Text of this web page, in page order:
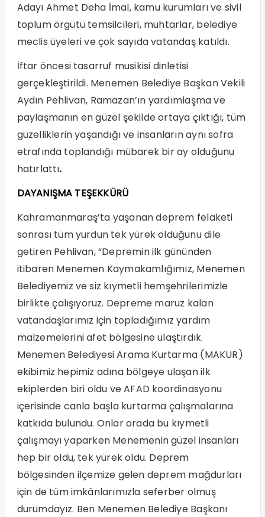
Adayı Ahmet Deha İmal, kamu kurumları ve sivil
toplum örgütü temsilcileri, muhtarlar, belediye
meclis üyeleri ve çok sayıda vatandaş katıldı.
İftar öncesi tasarruf musikisi dinletisi
gerçekleştirildi. Menemen Belediye Başkan Vekili
Aydın Pehlivan, Ramazan’ın yardımlaşma ve
paylaşmanın en güzel şekilde ortaya çıktığı, tüm
güzelliklerin yaşandığı ve insanların aynı sofra
etrafında toplandığı mübarek bir ay olduğunu
hatırlattı.
DAYANIŞMA TEŞEKKÜRÜ
Kahramanmaraş’ta yaşanan deprem felaketi
sonrası tüm yurdun tek yürek olduğunu dile
getiren Pehlivan, “Depremin ilk gününden
itibaren Menemen Kaymakamlığımız, Menemen
Belediyemiz ve siz kıymetli hemşehrilerimizle
birlikte çalışıyoruz. Depreme maruz kalan
vatandaşlarımız için topladığımız yardım
malzemelerini afet bölgesine ulaştırdık.
Menemen Belediyesi Arama Kurtarma (MAKUR)
ekibimiz hepimiz adına bölgeye ulaşan ilk
ekiplerden biri oldu ve AFAD koordinasyonu
içerisinde canla başla kurtarma çalışmalarına
katkıda bulundu. Onlar orada bu kıymetli
çalışmayı yaparken Menemenin güzel insanları
hep bir oldu, tek yürek oldu. Deprem
bölgesinden ilçemize gelen deprem mağdurları
için de tüm imkânlarımızla seferber olmuş
durumdayız. Ben Menemen Belediye Başkanı